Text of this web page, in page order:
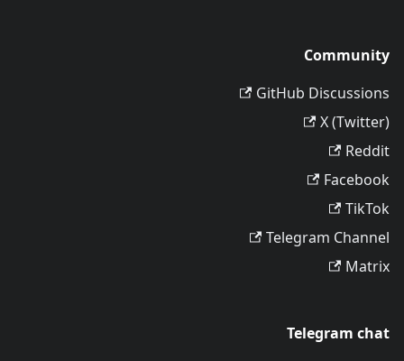
Community
GitHub Discussions
X (Twitter)
Reddit
Facebook
TikTok
Telegram Channel
Matrix
Telegram chat